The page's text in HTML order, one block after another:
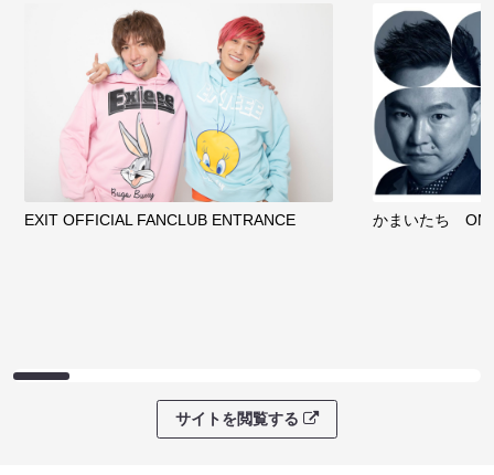
EXIT OFFICIAL FANCLUB ENTRANCE かまいたち
サイトを閲覧する